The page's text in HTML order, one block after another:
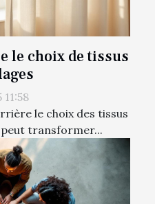
le choix de tissus
le choix des tissus
transformer...